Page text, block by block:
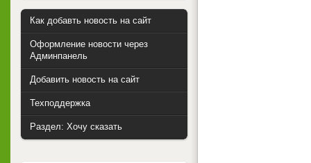
Как добавть новость на сайт
Оформление новости через
Админпанель
Добавить новость на сайт
Техподдержка
Раздел: Хочу сказать